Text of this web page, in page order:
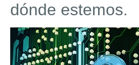
dónde estemos.